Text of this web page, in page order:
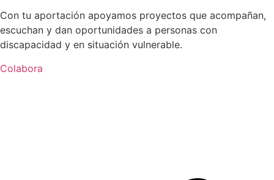
Con tu aportación apoyamos proyectos que acompañan,
escuchan y dan oportunidades a personas con
discapacidad y en situación vulnerable.
Colabora